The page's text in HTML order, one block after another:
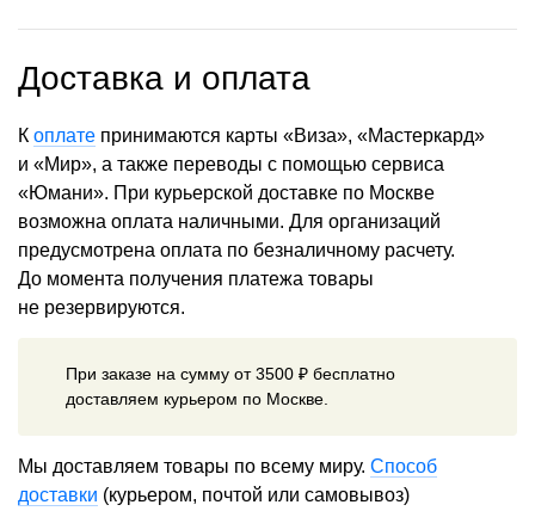
Доставка и оплата
К оплате принимаются карты «Виза», «Мастеркард»
и «Мир», а также переводы с помощью сервиса
«Юмани». При курьерской доставке по Москве
возможна оплата наличными. Для организаций
предусмотрена оплата по безналичному расчету.
До момента получения платежа товары
не резервируются.
При заказе на сумму от 3500 ₽ бесплатно
доставляем курьером по Москве.
Мы доставляем товары по всему миру. Способ
доставки (курьером, почтой или самовывоз)